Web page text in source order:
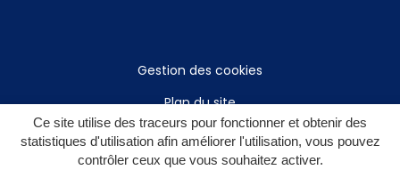
Ce site utilise des traceurs pour fonctionner et obtenir des
statistiques d'utilisation afin améliorer l'utilisation, vous pouvez
contrôler ceux que vous souhaitez activer.
Gestion des cookies
Plan du site
Mentions légales
Politique de confidentialité